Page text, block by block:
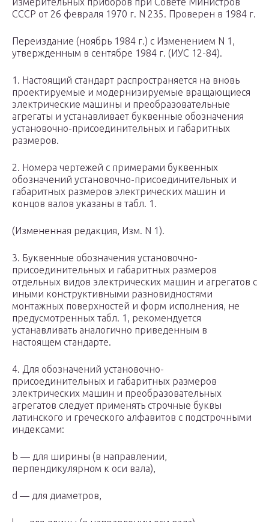
СССР от 26 февраля 1970 г. N 235. Проверен в 1984 г.
Переиздание (ноябрь 1984 г.) с Изменением N 1,
утвержденным в сентябре 1984 г. (ИУС 12-84).
1. Настоящий стандарт распространяется на вновь
проектируемые и модернизируемые вращающиеся
электрические машины и преобразовательные
агрегаты и устанавливает буквенные обозначения
установочно-присоединительных и габаритных
размеров.
2. Номера чертежей с примерами буквенных
обозначений установочно-присоединительных и
габаритных размеров электрических машин и
концов валов указаны в табл. 1.
(Измененная редакция, Изм. N 1).
3. Буквенные обозначения установочно-
присоединительных и габаритных размеров
отдельных видов электрических машин и агрегатов с
иными конструктивными разновидностями
монтажных поверхностей и форм исполнения, не
предусмотренных табл. 1, рекомендуется
устанавливать аналогично приведенным в
настоящем стандарте.
4. Для обозначений установочно-
присоединительных и габаритных размеров
электрических машин и преобразовательных
агрегатов следует применять строчные буквы
латинского и греческого алфавитов с подстрочными
индексами:
b — для ширины (в направлении,
перпендикулярном к оси вала),
d — для диаметров,